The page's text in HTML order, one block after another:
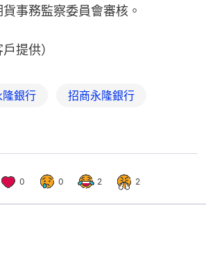
事務監察委員會審核。
提供）
隆銀行 招商永隆銀行
0 0 2 2